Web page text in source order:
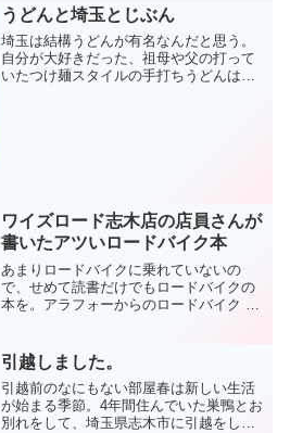
うどんと埼玉とじぶん
埼玉は結構うどんが有名なんだと思う。
自分が大好きだった、祖母や父の打って
いたつけ麺スタイルの手打ちうどんは武
ワイズロード志木店の店員さんが
書いたアツいロードバイク本
あまりロードバイクに乗れていないの
で、せめて読書だけでもロードバイクの
本を。アラフォーからのロードバイク 初
でもらいたい本だと思った。※乗ってい
ないというのは、乗った事...
引越しました。
引越前のなにもない部屋春は新しい生活
が始まる季節。4年間住んでいた巣鴨とお
別れをして、埼玉県志木市に引越をして